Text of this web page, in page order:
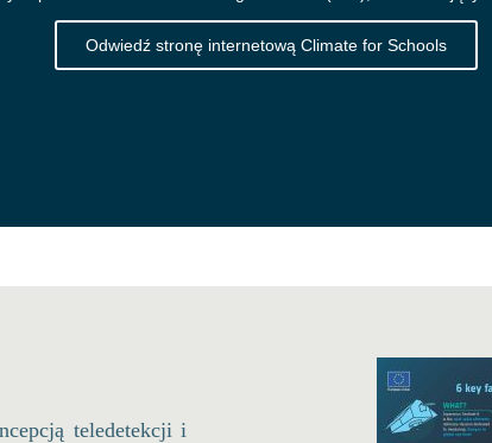
Odwiedź stronę internetową Climate for Schools
teledetekcji i